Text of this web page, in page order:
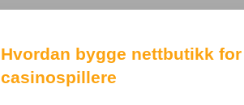
Hvordan bygge nettbutikk for
casinospillere